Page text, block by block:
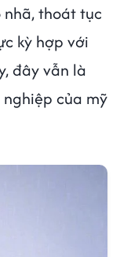
thoát tục
kỳ hợp với
đây vẫn là
của mỹ